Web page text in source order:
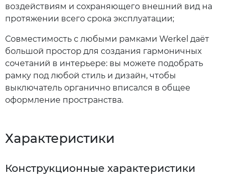
воздействиям и сохраняющего внешний вид на
протяжении всего срока эксплуатации;
Совместимость с любыми рамками Werkel даёт
большой простор для создания гармоничных
сочетаний в интерьере: вы можете подобрать
рамку под любой стиль и дизайн, чтобы
выключатель органично вписался в общее
оформление пространства.
Характеристики
Конструкционные характеристики